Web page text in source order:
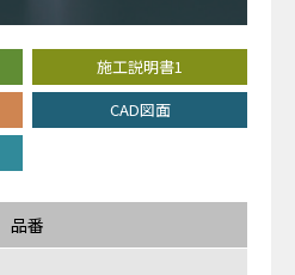
施工説明書1
CAD図面
品番